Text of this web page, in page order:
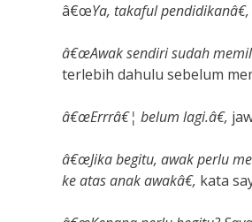
â€œYa, takaful pendidikanâ€,
â€œAwak sendiri sudah
terlebih dahulu sebelum
â€œErrrâ€¦ belum lagi.â€,
â€œJika begitu, awak perlu
ke atas anak awakâ€, kata